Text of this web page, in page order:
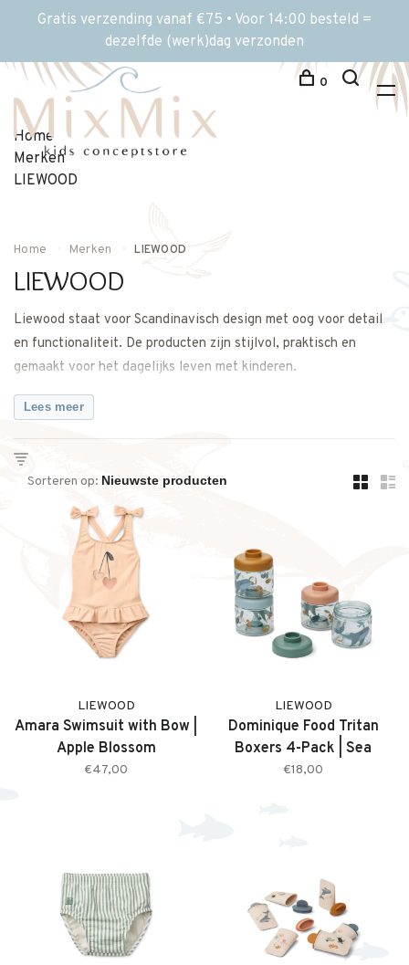
Gratis verzending vanaf €75 • Voor 14:00 besteld =
dezelfde (werk)dag verzonden
0
Home
Merken
LIEWOOD
Home Merken LIEWOOD
LIEWOOD
Liewood staat voor Scandinavisch design met oog voor detail
en functionaliteit. De producten zijn stijlvol, praktisch en
gemaakt voor het dagelijks leven met kinderen.
Bij MixMix kiezen we Liewood voor ouders die houden van
rust, kwaliteit en een tijdloze uitstraling.
Lees meer
Sorteren op:
LIEWOOD
Amara Swimsuit with Bow |
Apple Blossom
€47,00
LIEWOOD
Dominique Food Tritan
Boxers 4-Pack | Sea
Creature / Sandy
€18,00